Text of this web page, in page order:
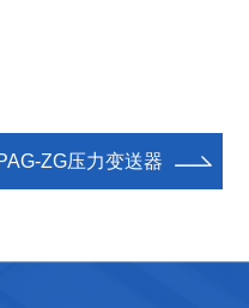
ZG压力变送器